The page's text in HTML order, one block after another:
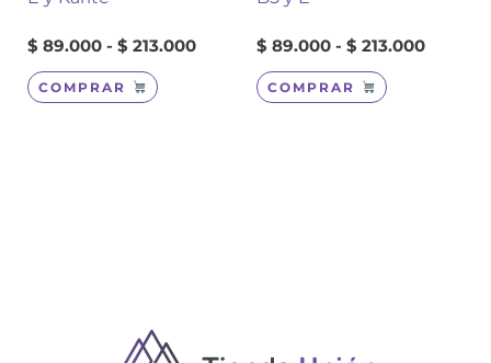
$ 89.000 - $ 213.000
COMPRAR
$ 89.000 - $ 213.000
COMPRAR